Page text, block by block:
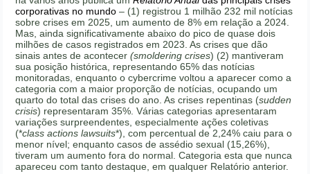
corporativas no mundo – (1) registrou 1 milhão 232 mil notícias
sobre crises em 2025, um aumento de 8% em relação a 2024.
Mas, ainda significativamente abaixo do pico de quase dois
milhões de casos registrados em 2023. As crises que dão
sinais antes de acontecer(smoldering crises) (2) mantiveram
sua posição histórica, representando 65% das notícias
monitoradas, enquanto o cybercrime voltou a aparecer como a
categoria com a maior proporção de notícias, ocupando um
quarto do total das crises do ano. As crises repentinas (sudden
crisis) representaram 35%. Várias categorias apresentaram
variações surpreendentes, especialmente ações coletivas
(*class actions lawsuits*), com percentual de 2,24% caiu para o
menor nível; enquanto casos de assédio sexual (15,26%),
tiveram um aumento fora do normal. Categoria esta que nunca
apareceu com tanto destaque, em qualquer Relatório anterior.